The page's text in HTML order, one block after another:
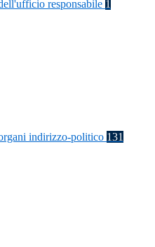
responsabile 1
indirizzo-politico 131